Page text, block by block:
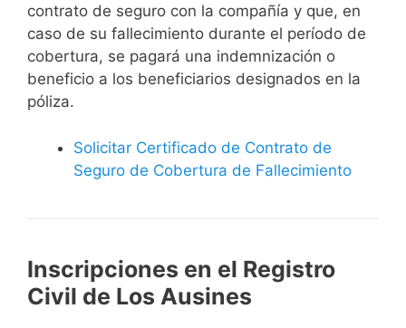
contrato de seguro con la compañía y que, en
caso de su fallecimiento durante el período de
cobertura, se pagará una indemnización o
beneficio a los beneficiarios designados en la
póliza.
Solicitar Certificado de Contrato de
Seguro de Cobertura de Fallecimiento
Inscripciones en el Registro
Civil de Los Ausines